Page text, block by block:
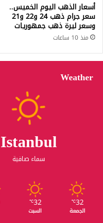
أسعار الذهب اليوم الخميس..
سعر جرام ذهب 24 و22 و21
وسعر ليرة ذهب جمهوريات
منذ 10 ساعات
Weather
Istanbul
سماء صافية
32
℃
الجمعة
32
℃
السبت